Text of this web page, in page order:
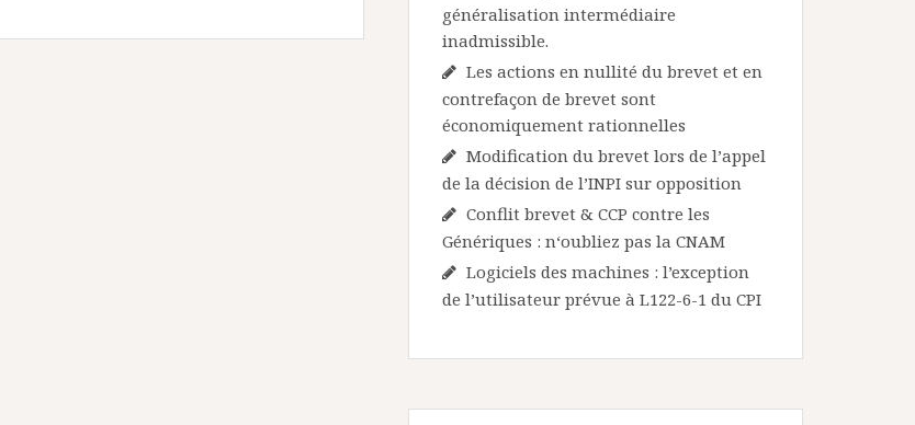
généralisation intermédiaire
inadmissible.
Les actions en nullité du brevet et en
contrefaçon de brevet sont
économiquement rationnelles
Modification du brevet lors de l’appel
de la décision de l’INPI sur opposition
Conflit brevet & CCP contre les
Génériques : n‘oubliez pas la CNAM
Logiciels des machines : l’exception
de l’utilisateur prévue à L122-6-1 du CPI